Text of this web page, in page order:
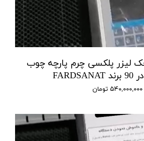
لیزر پلکسی چرم پارچه چوب
۵۴۰,۰۰۰,۰۰۰ تومان